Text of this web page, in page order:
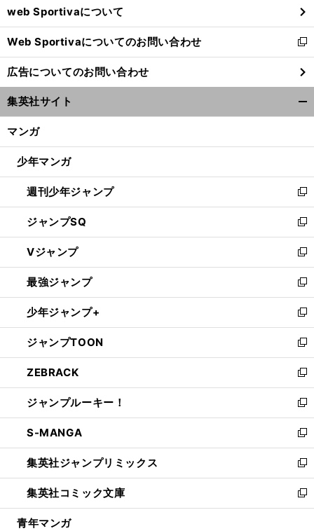
で
開
く
web Sportivaについて
Web Sportivaについてのお問い合わせ
新
し
い
ウ
ィ
ン
ウ
開
く
広告についてのお問い合わせ
集英社サイト
マンガ
少年マンガ
週刊少年ジャンプ
新
し
い
ウ
ィ
ン
ド
ウ
で
開
く
ジャンプSQ
新
し
い
ウ
ィ
ン
ド
ウ
で
開
く
Vジャンプ
新
し
い
ウ
ィ
ン
ド
ウ
で
開
く
最強ジャンプ
新
し
い
ウ
ィ
ン
ド
ウ
で
開
く
少年ジャンプ+
新
し
い
ウ
ィ
ン
ド
ウ
で
開
く
ジャンプTOON
新
し
い
ウ
ィ
ン
ド
ウ
で
開
く
ZEBRACK
新
し
い
ウ
ィ
ン
ド
ウ
で
開
ジャンプルーキー！
新
し
い
ウ
ィ
ン
ド
ウ
S-MANGA
新
し
い
ウ
ィ
ン
集英社ジャンプリミックス
新
し
い
ウ
集英社コミック文庫
新
し
青年マンガ